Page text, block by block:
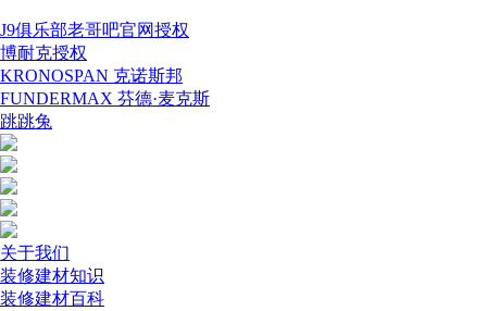
J9俱乐部老哥吧官网授权
博耐克授权
KRONOSPAN 克诺斯邦
FUNDERMAX 芬德·麦克斯
跳跳兔
关于我们
装修建材知识
装修建材百科